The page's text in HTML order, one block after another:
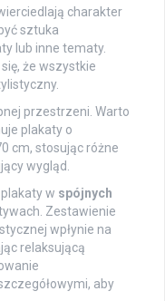
charakter
sztuka
lub inne tematy.
że wszystkie
przestrzeni. Warto
plakaty o
cm, stosując różne
wygląd.
w spójnych
Zestawienie
wpłynie na
relaksującą
aby